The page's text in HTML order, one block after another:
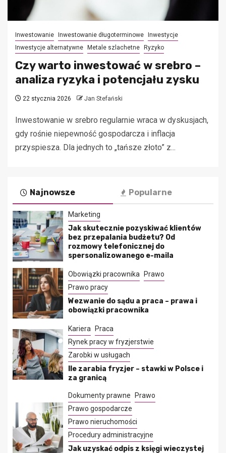
Inwestowanie Inwestowanie długoterminowe
Inwestycje
Inwestycje alternatywne
Metale szlachetne Ryzyko
Czy warto inwestować w srebro –
analiza ryzyka i potencjału zysku
22 stycznia 2026 Jan Stefański
Inwestowanie w srebro regularnie wraca w dyskusjach,
gdy rośnie niepewność gospodarcza i inflacja
przyspiesza. Dla jednych to „tańsze złoto” z...
Najnowsze Popularne
Marketing
Jak skutecznie pozyskiwać klientów
bez przepalania budżetu? Od
rozmowy telefonicznej do
spersonalizowanego e-maila
Obowiązki pracownika
Prawo
Prawo pracy
Wezwanie do sądu a praca – prawa i
obowiązki pracownika
Kariera
Praca
Rynek pracy w fryzjerstwie
Zarobki w usługach
Ile zarabia fryzjer – stawki w Polsce i
za granicą
Dokumenty prawne
Prawo
Prawo gospodarcze
Prawo nieruchomości
Procedury administracyjne
Jak uzyskać odpis z księgi wieczystej